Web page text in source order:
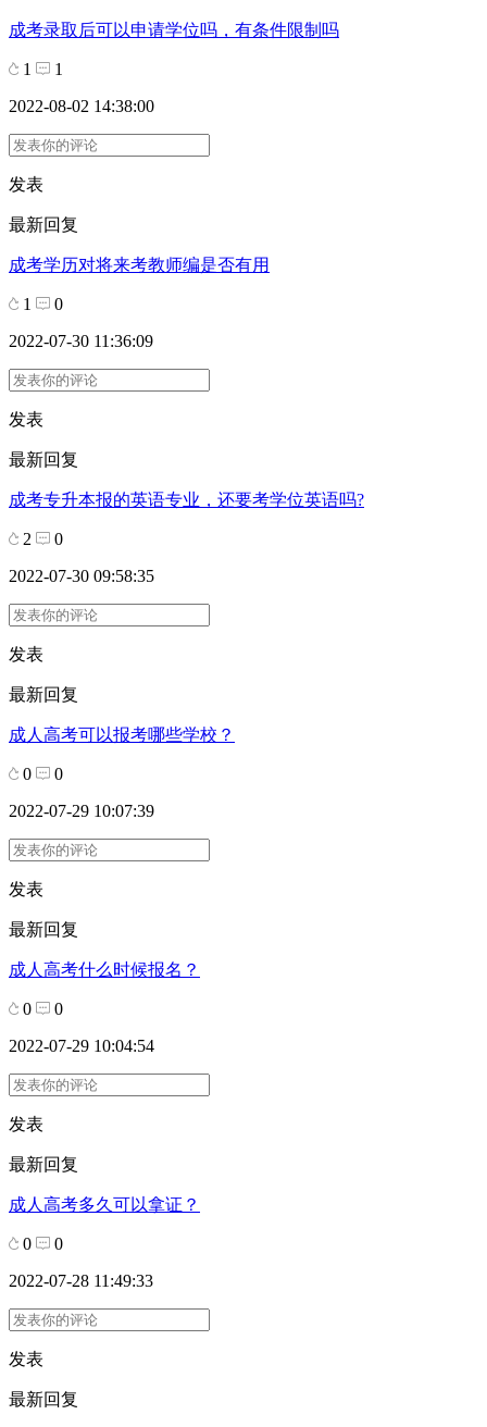
成考录取后可以申请学位吗，有条件限制吗
1
1
2022-08-02 14:38:00
发表
最新回复
成考学历对将来考教师编是否有用
1
0
2022-07-30 11:36:09
发表
最新回复
成考专升本报的英语专业，还要考学位英语吗?
2
0
2022-07-30 09:58:35
发表
最新回复
成人高考可以报考哪些学校？
0
0
2022-07-29 10:07:39
发表
最新回复
成人高考什么时候报名？
0
0
2022-07-29 10:04:54
发表
最新回复
成人高考多久可以拿证？
0
0
2022-07-28 11:49:33
发表
最新回复